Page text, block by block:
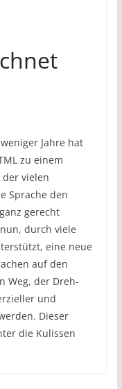
Jahre hat
zu einem
der vielen
Sprache den
gerecht
durch viele
eine neue
auf den
Weg, der Dreh-
und
Dieser
die Kulissen